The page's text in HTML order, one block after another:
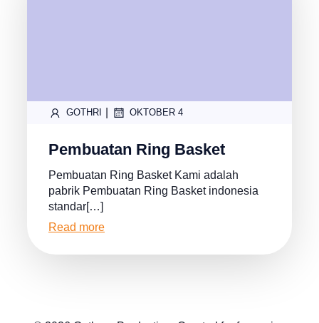
GOTHRI OKTOBER 4
Pembuatan Ring Basket
Pembuatan Ring Basket Kami adalah
pabrik Pembuatan Ring Basket indonesia
standar[…]
Read more